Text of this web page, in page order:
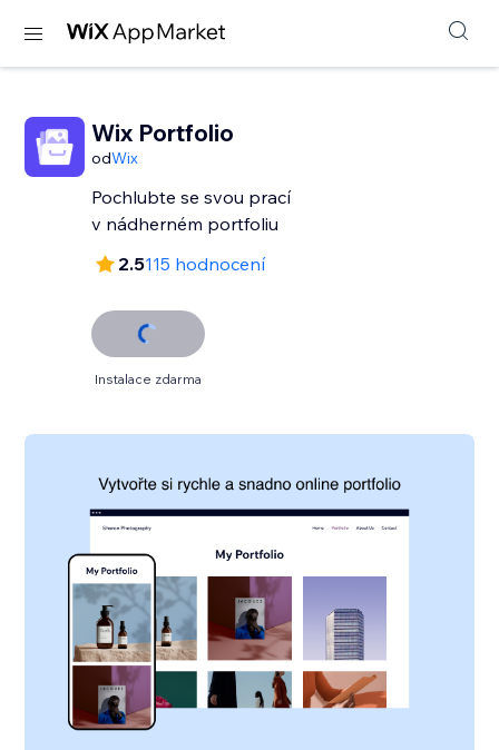
Wix Portfolio
odWix
Pochlubte se svou prací
v nádherném portfoliu
2.5115 hodnocení
Instalace zdarma